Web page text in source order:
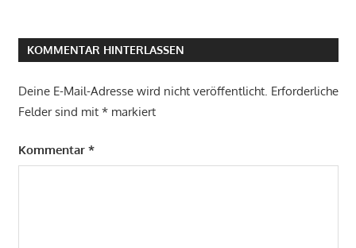
KOMMENTAR HINTERLASSEN
Deine E-Mail-Adresse wird nicht veröffentlicht. Erforderliche
Felder sind mit *markiert
Kommentar *